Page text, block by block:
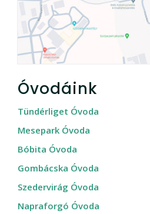
Óvodáink
Tündérliget Óvoda
Mesepark Óvoda
Bóbita Óvoda
Gombácska Óvoda
Szedervirág Óvoda
Napraforgó Óvoda